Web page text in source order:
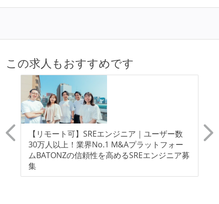
この求人もおすすめです
【リモート可】SREエンジニア｜ユーザー数
30万人以上！業界No.1 M&Aプラットフォー
ムBATONZの信頼性を高めるSREエンジニア募
集